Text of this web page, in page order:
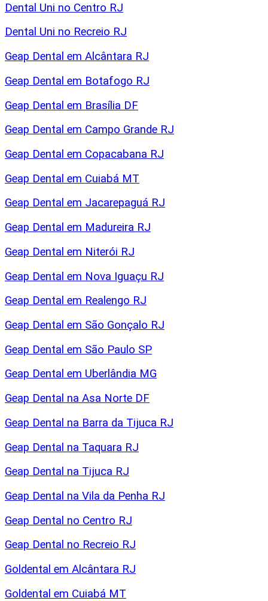
Dental Uni no Centro RJ
Dental Uni no Recreio RJ
Geap Dental em Alcântara RJ
Geap Dental em Botafogo RJ
Geap Dental em Brasília DF
Geap Dental em Campo Grande RJ
Geap Dental em Copacabana RJ
Geap Dental em Cuiabá MT
Geap Dental em Jacarepaguá RJ
Geap Dental em Madureira RJ
Geap Dental em Niterói RJ
Geap Dental em Nova Iguaçu RJ
Geap Dental em Realengo RJ
Geap Dental em São Gonçalo RJ
Geap Dental em São Paulo SP
Geap Dental em Uberlândia MG
Geap Dental na Asa Norte DF
Geap Dental na Barra da Tijuca RJ
Geap Dental na Taquara RJ
Geap Dental na Tijuca RJ
Geap Dental na Vila da Penha RJ
Geap Dental no Centro RJ
Geap Dental no Recreio RJ
Goldental em Alcântara RJ
Goldental em Cuiabá MT